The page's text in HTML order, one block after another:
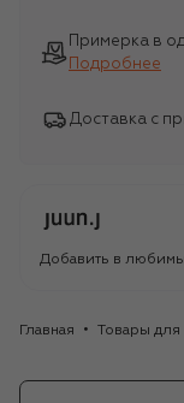
Примерка в
Подробнее
Доставка с
Добавить в
Главная Товары